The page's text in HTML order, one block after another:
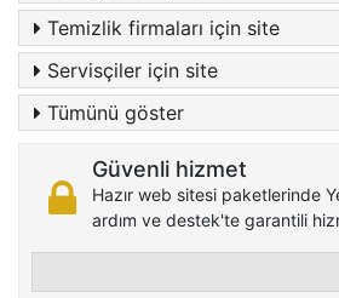
Temizlik firmaları için site
Servisçiler için site
Tümünü göster
Güvenli hizmet
Hazır web sitesi paketlerinde
ardım ve destek'te garantili